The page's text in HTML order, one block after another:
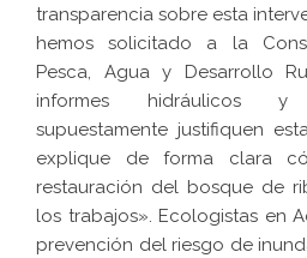
transparencia sobre esta
hemos solicitado a la
Pesca, Agua y Desarrollo
informes hidráulicos y
supuestamente justifiquen
explique de forma clara
restauración del bosque de
los trabajos». Ecologistas en
prevención del riesgo de